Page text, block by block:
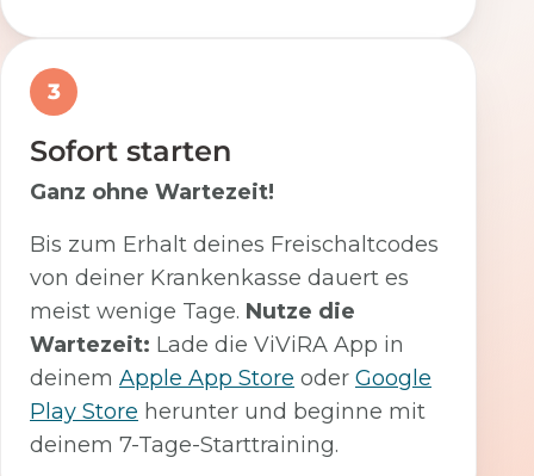
3
Sofort starten
Ganz ohne Wartezeit!
Bis zum Erhalt deines Freischaltcodes
von deiner Krankenkasse dauert es
meist wenige Tage. Nutze die
Wartezeit: Lade die ViViRA App in
deinem Apple App Store oder Google
Play Store herunter und beginne mit
deinem 7-Tage-Starttraining.